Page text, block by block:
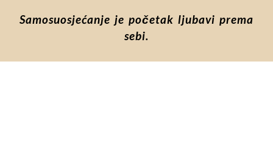
Samosuosjećanje je početak ljubavi prema
sebi.